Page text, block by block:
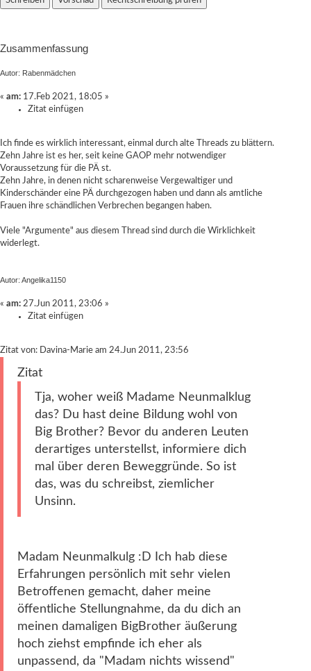
Zusammenfassung
Autor: Rabenmädchen
« am: 17.Feb 2021, 18:05 »
Zitat einfügen
Ich finde es wirklich interessant, einmal durch alte Threads zu blättern.
Zehn Jahre ist es her, seit keine GAOP mehr notwendiger
Voraussetzung für die PÄ st.
Zehn Jahre, in denen nicht scharenweise Vergewaltiger und
Kinderschänder eine PÄ durchgezogen haben und dann als amtliche
Frauen ihre schändlichen Verbrechen begangen haben.
Viele "Argumente" aus diesem Thread sind durch die Wirklichkeit
widerlegt.
Autor: Angelika1150
« am: 27.Jun 2011, 23:06 »
Zitat einfügen
Zitat von: Davina-Marie am 24.Jun 2011, 23:56
Zitat
Tja, woher weiß Madame Neunmalklug
das? Du hast deine Bildung wohl von
Big Brother? Bevor du anderen Leuten
derartiges unterstellst, informiere dich
mal über deren Beweggründe. So ist
das, was du schreibst, ziemlicher
Unsinn.
Madam Neunmalkulg :D Ich hab diese
Erfahrungen persönlich mit sehr vielen
Betroffenen gemacht, daher meine
öffentliche Stellungnahme, da du dich an
meinen damaligen BigBrother äußerung
hoch ziehst empfinde ich eher als
unpassend, da "Madam nichts wissend"